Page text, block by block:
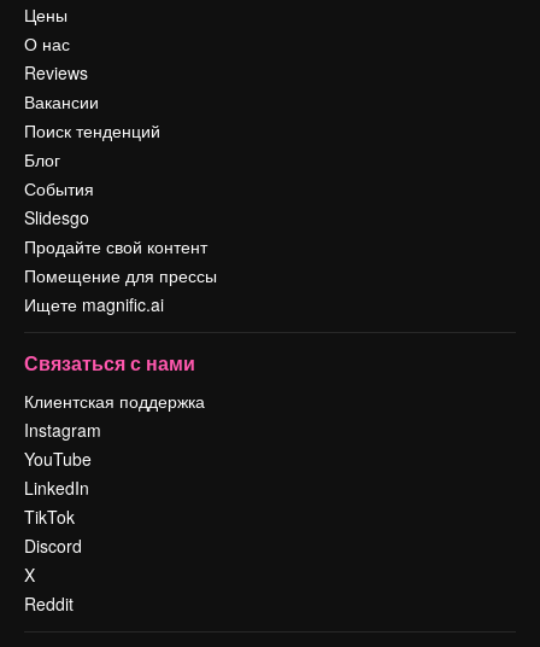
Цены
О нас
Reviews
Вакансии
Поиск тенденций
Блог
События
Slidesgo
Продайте свой контент
Помещение для прессы
Ищете magnific.ai
Связаться с нами
Клиентская поддержка
Instagram
YouTube
LinkedIn
TikTok
Discord
X
Reddit